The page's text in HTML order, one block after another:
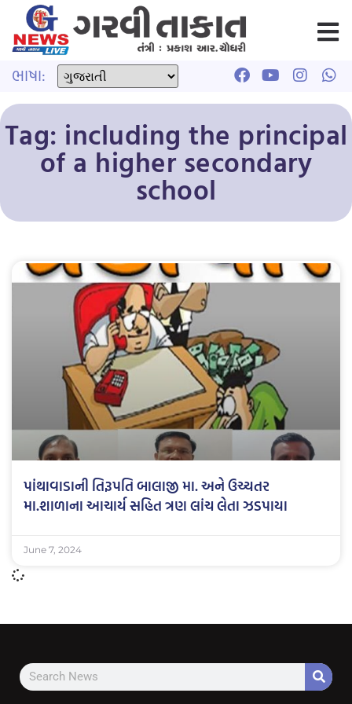
ભાષા:
Tag: including the principal
of a higher secondary
school
પાંથાવાડાની તિરૂપતિ બાલાજી મા. અને ઉચ્ચતર
મા.શાળાના આચાર્ય સહિત ત્રણ લાંચ લેતા ઝડપાયા
June 7, 2024